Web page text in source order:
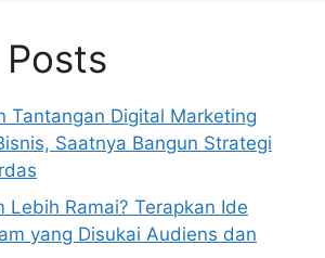
Tantangan Digital Marketing
Saatnya Bangun Strategi
Lebih Ramai? Terapkan Ide
yang Disukai Audiens dan